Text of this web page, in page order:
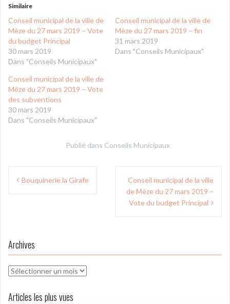
Similaire
Conseil municipal de la ville de
Mèze du 27 mars 2019 – Vote
du budget Principal
30 mars 2019
Dans "Conseils Municipaux"
Conseil municipal de la ville de
Mèze du 27 mars 2019 – fin
31 mars 2019
Dans "Conseils Municipaux"
Conseil municipal de la ville de
Mèze du 27 mars 2019 – Vote
des subventions
30 mars 2019
Dans "Conseils Municipaux"
Publié dans Conseils Municipaux
Navigation
Bouquinerie la Girafe
Conseil municipal de la ville
de Mèze du 27 mars 2019 –
Vote du budget Principal
Archives
Archives
Articles les plus vues